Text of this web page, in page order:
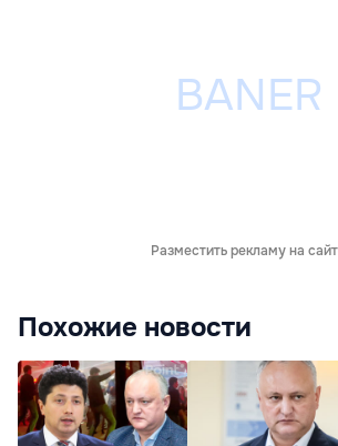
Разместить рекламу на
Похожие новости